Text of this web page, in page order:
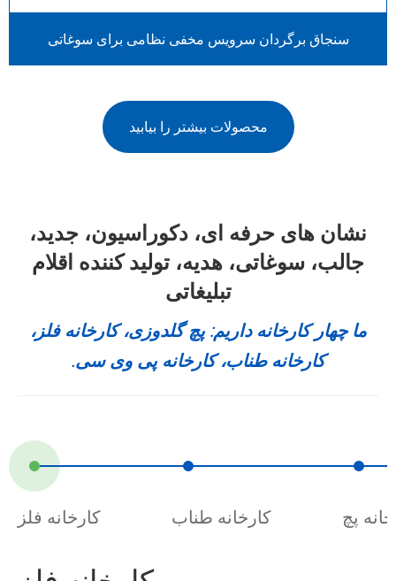
سنجاق برگردان سرویس مخفی نظامی برای سوغاتی
محصولات بیشتر را بیابید
نشان های حرفه ای، دکوراسیون، جدید،
جالب، سوغاتی، هدیه، تولید کننده اقلام
تبلیغاتی
ما چهار کارخانه داریم: پچ گلدوزی، کارخانه فلز،
کارخانه طناب، کارخانه پی وی سی.
کارخانه فلز کارخانه طناب پچ